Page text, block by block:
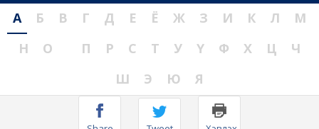
А Б В Г Д Е Ё Ж З И К Л
М
Н
О П Р С Т У Ү Ф Х Ц
Ч
Ш
Э Ю Я